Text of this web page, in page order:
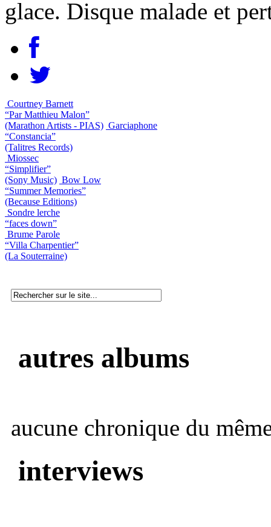
glace. Disque malade et
Courtney Barnett
“Par Matthieu Malon”
(Marathon Artists - PIAS) Garciaphone
“Constancia”
(Talitres Records)
Miossec
“Simplifier”
(Sony Music) Bow Low
“Summer Memories”
(Because Editions)
Sondre lerche
“faces down”
Brume Parole
“Villa Charpentier”
(La Souterraine)
autres albums
aucune chronique du
interviews